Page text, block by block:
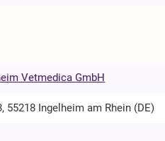
Vetmedica GmbH
55218 Ingelheim am Rhein (DE)